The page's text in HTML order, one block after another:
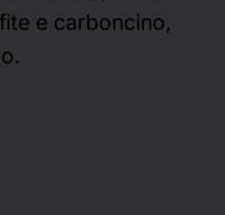
in opere a
e carboncino,